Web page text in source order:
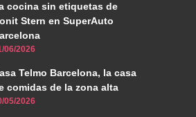
cocina sin etiquetas de
Stern en SuperAuto
06/2026
Telmo Barcelona, la casa
comidas de la zona alta
05/2026